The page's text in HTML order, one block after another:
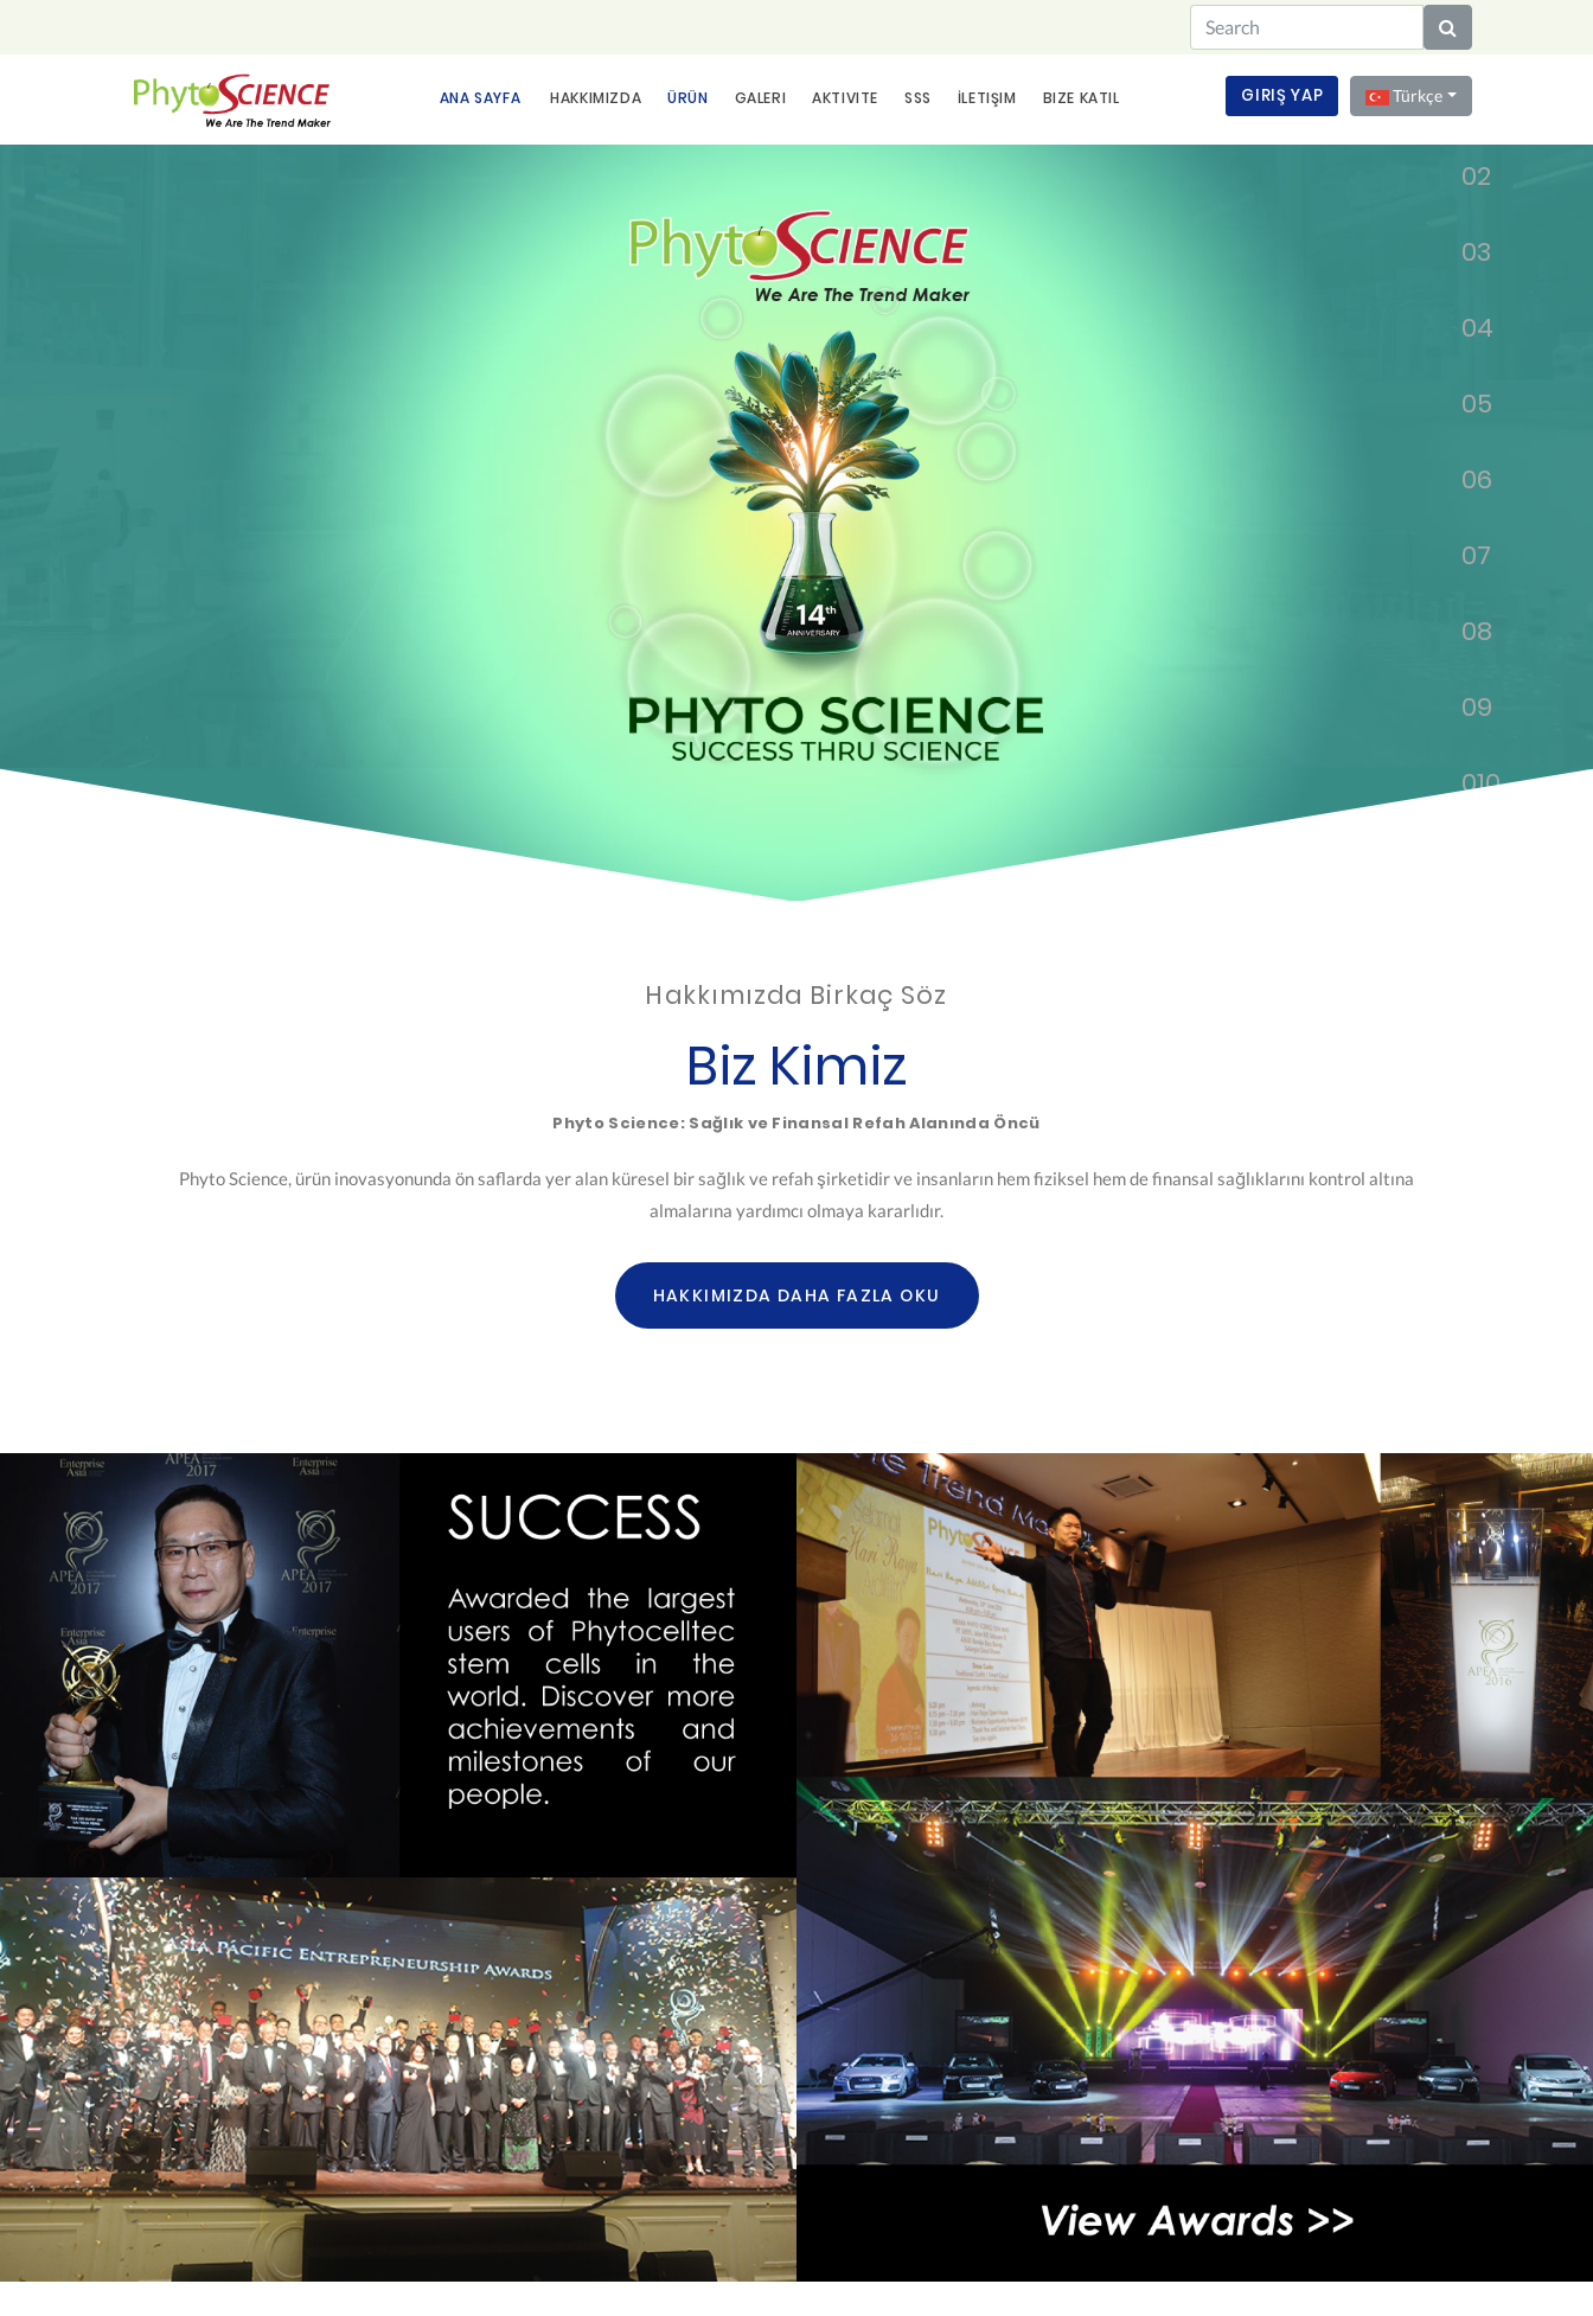
ANA SAYFA HAKKIMIZDA ÜRÜN GALERI AKTIVITE SSS İLETIŞIM BIZE KATIL GIRIŞ YAP Türkçe
03
04
05
06
07
08
09
010
Hakkımızda Birkaç Söz
Biz Kimiz
Phyto Science: Sağlık ve Finansal Refah Alanında Öncü
Phyto Science, ürün inovasyonunda ön saflarda yer alan küresel bir sağlık ve refah şirketidir ve insanların hem fiziksel hem de finansal sağlıklarını kontrol altına
almalarına yardımcı olmaya kararlıdır.
HAKKIMIZDA DAHA FAZLA OKU